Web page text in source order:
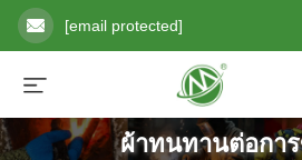
[email protected]
ผ้าทนทานต่อกา